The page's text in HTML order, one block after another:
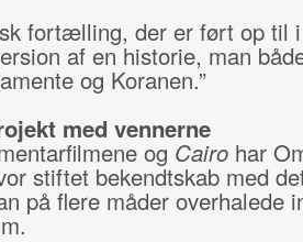
fortælling, der er ført op til
af en historie, man
og Koranen.”
med vennerne
og Cairohar
stiftet bekendtskab med
på flere måder overhalede